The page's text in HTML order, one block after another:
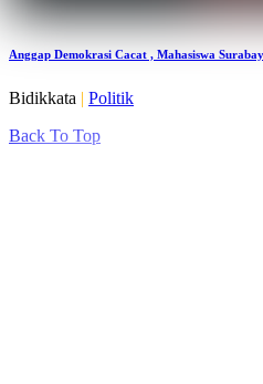
Anggap Demokrasi Cacat , Mahasiswa
Bidikkata | Politik
Back To Top